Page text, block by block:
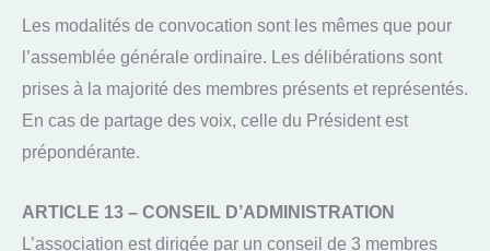
Les modalités de convocation sont les mêmes que pour
l’assemblée générale ordinaire. Les délibérations sont
prises à la majorité des membres présents et représentés.
En cas de partage des voix, celle du Président est
prépondérante.
ARTICLE 13 – CONSEIL D’ADMINISTRATION
L’association est dirigée par un conseil de 3 membres